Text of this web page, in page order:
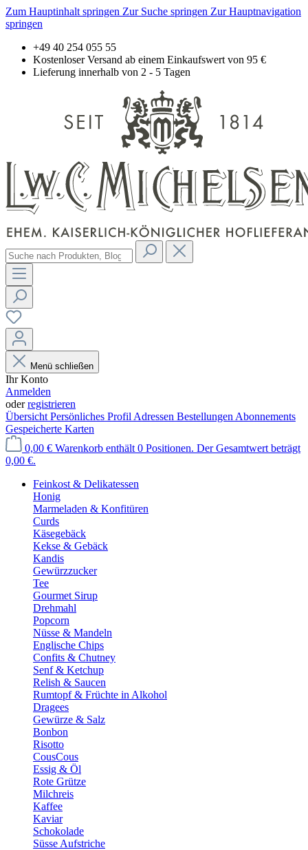
Zum Hauptinhalt springen Zur Suche springen Zur Hauptnavigation
springen
+49 40 254 055 55
Kostenloser Versand ab einem Einkaufswert von 95 €
Lieferung innerhalb von 2 - 5 Tagen
Menü schließen
Ihr Konto
Anmelden
oderregistrieren
Übersicht Persönliches Profil Adressen Bestellungen Abonnements
Gespeicherte Karten
0,00 € Warenkorb enthält 0 Positionen. Der Gesamtwert beträgt
0,00 €.
Feinkost & Delikatessen
Honig
Marmeladen & Konfitüren
Curds
Käsegebäck
Kekse & Gebäck
Kandis
Gewürzzucker
Tee
Gourmet Sirup
Drehmahl
Popcorn
Nüsse & Mandeln
Englische Chips
Confits & Chutney
Senf & Ketchup
Relish & Saucen
Rumtopf & Früchte in Alkohol
Dragees
Gewürze & Salz
Bonbon
Risotto
CousCous
Essig & Öl
Rote Grütze
Milchreis
Kaffee
Kaviar
Schokolade
Süsse Aufstriche